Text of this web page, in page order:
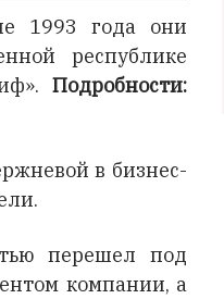
1993 года они
республике
Подробности:
в бизнес-
перешел под
компании, а